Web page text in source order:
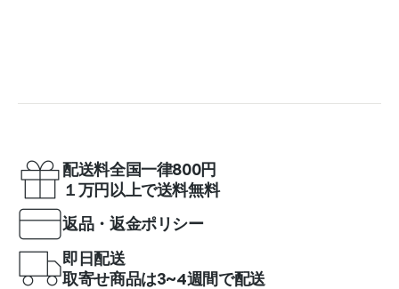
配送料全国一律800円
１万円以上で送料無料
返品・返金ポリシー
即日配送
取寄せ商品は3~4週間で配送